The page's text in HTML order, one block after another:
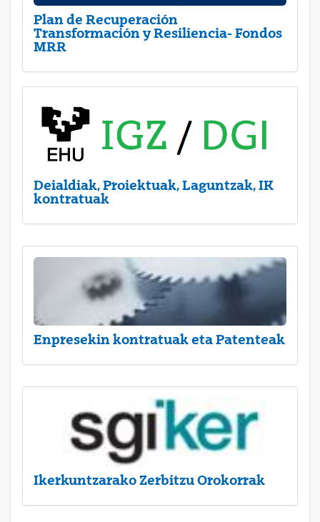
Plan de Recuperación
Transformación y Resiliencia- Fondos
MRR
Deialdiak, Proiektuak, Laguntzak, IK
kontratuak
Enpresekin kontratuak eta Patenteak
Ikerkuntzarako Zerbitzu Orokorrak